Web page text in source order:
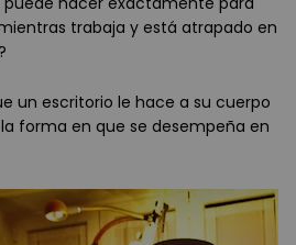
trabaja y está atrapado en
un escritorio le hace a su cuerpo
forma en que se desempeña en